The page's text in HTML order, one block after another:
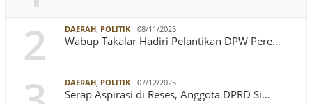
2 DAERAH, POLITIK 08/11/2025
Wabup Takalar Hadiri Pelantikan DPW Pere…
DAERAH, POLITIK 07/12/2025
Serap Aspirasi di Reses, Anggota DPRD Si…